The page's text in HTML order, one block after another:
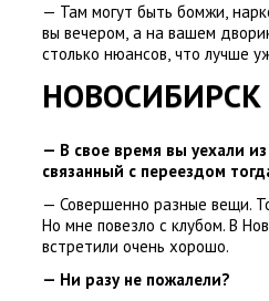
— Там могут быть бомжи,
вы вечером, а на вашем
столько нюансов, что лучше
— В свое время вы уехали
связанный с переездом
— Совершенно разные вещи.
Но мне повезло с клубом. В
встретили очень хорошо.
— Ни разу не пожалели?